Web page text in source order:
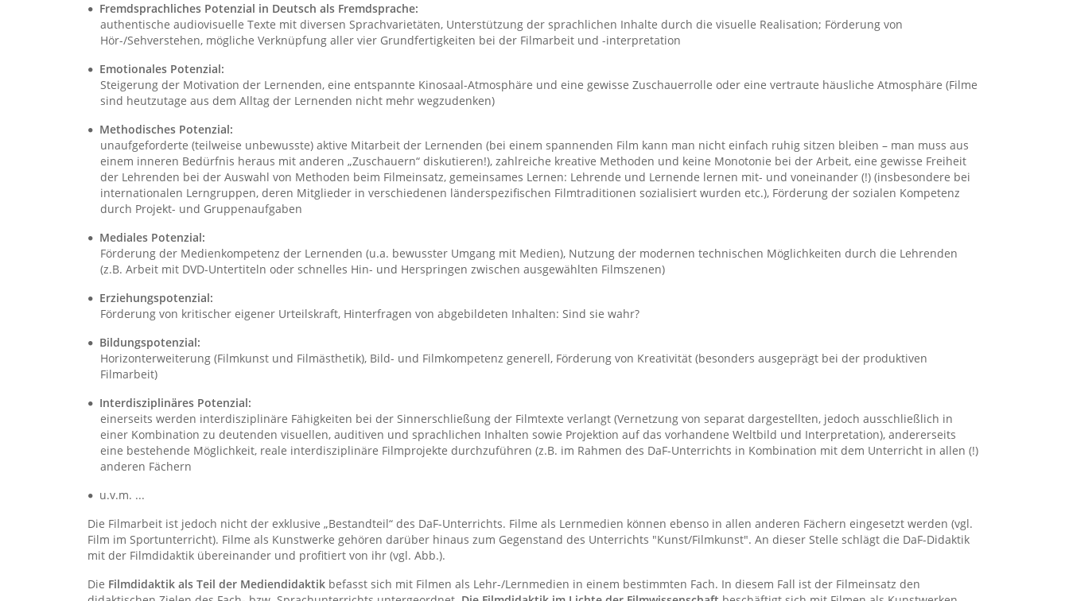
Fremdsprachliches Potenzial in Deutsch als Fremdsprache:
authentische audiovisuelle Texte mit diversen Sprachvarietäten, Unterstützung der sprachlichen Inhalte durch die visuelle Realisation; Förderung von
Hör-/Sehverstehen, mögliche Verknüpfung aller vier Grundfertigkeiten bei der Filmarbeit und -interpretation
Emotionales Potenzial:
Steigerung der Motivation der Lernenden, eine entspannte Kinosaal-Atmosphäre und eine gewisse Zuschauerrolle oder eine vertraute häusliche Atmosphäre (Filme
sind heutzutage aus dem Alltag der Lernenden nicht mehr wegzudenken)
Methodisches Potenzial:
unaufgeforderte (teilweise unbewusste) aktive Mitarbeit der Lernenden (bei einem spannenden Film kann man nicht einfach ruhig sitzen bleiben – man muss aus
einem inneren Bedürfnis heraus mit anderen „Zuschauern“ diskutieren!), zahlreiche kreative Methoden und keine Monotonie bei der Arbeit, eine gewisse Freiheit
der Lehrenden bei der Auswahl von Methoden beim Filmeinsatz, gemeinsames Lernen: Lehrende und Lernende lernen mit- und voneinander (!) (insbesondere bei
internationalen Lerngruppen, deren Mitglieder in verschiedenen länderspezifischen Filmtraditionen sozialisiert wurden etc.), Förderung der sozialen Kompetenz
durch Projekt- und Gruppenaufgaben
Mediales Potenzial:
Förderung der Medienkompetenz der Lernenden (u.a. bewusster Umgang mit Medien), Nutzung der modernen technischen Möglichkeiten durch die Lehrenden
(z.B. Arbeit mit DVD-Untertiteln oder schnelles Hin- und Herspringen zwischen ausgewählten Filmszenen)
Erziehungspotenzial:
Förderung von kritischer eigener Urteilskraft, Hinterfragen von abgebildeten Inhalten: Sind sie wahr?
Bildungspotenzial:
Horizonterweiterung (Filmkunst und Filmästhetik), Bild- und Filmkompetenz generell, Förderung von Kreativität (besonders ausgeprägt bei der produktiven
Filmarbeit)
Interdisziplinäres Potenzial:
einerseits werden interdisziplinäre Fähigkeiten bei der Sinnerschließung der Filmtexte verlangt (Vernetzung von separat dargestellten, jedoch ausschließlich in
einer Kombination zu deutenden visuellen, auditiven und sprachlichen Inhalten sowie Projektion auf das vorhandene Weltbild und Interpretation), andererseits
eine bestehende Möglichkeit, reale interdisziplinäre Filmprojekte durchzuführen (z.B. im Rahmen des DaF-Unterrichts in Kombination mit dem Unterricht in allen (!)
anderen Fächern
u.v.m. ...
Die Filmarbeit ist jedoch nicht der exklusive „Bestandteil“ des DaF-Unterrichts. Filme als Lernmedien können ebenso in allen anderen Fächern eingesetzt werden (vgl.
Film im Sportunterricht). Filme als Kunstwerke gehören darüber hinaus zum Gegenstand des Unterrichts "Kunst/Filmkunst". An dieser Stelle schlägt die DaF-Didaktik
mit der Filmdidaktik übereinander und profitiert von ihr (vgl. Abb.).
Die Filmdidaktik als Teil der Mediendidaktik befasst sich mit Filmen als Lehr-/Lernmedien in einem bestimmten Fach. In diesem Fall ist der Filmeinsatz den